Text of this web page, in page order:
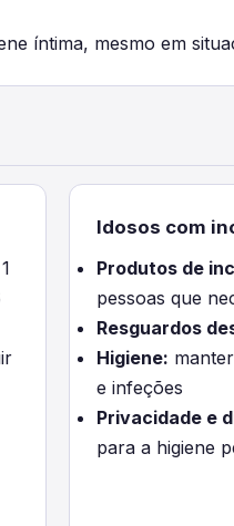
íntima, mesmo em
Idosos com
Produtos de
pessoas que
Resguardos
Higiene:
e infeções
Privacidade e
para a higiene